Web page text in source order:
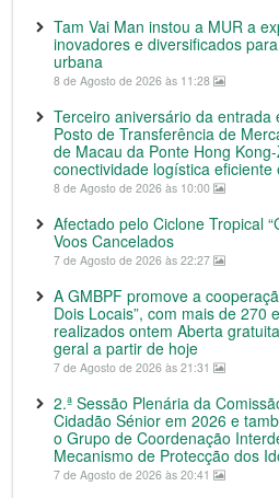
Tam Vai Man instou a MUR a
inovadores e diversificados
urbana
8 de Agosto de 2026 às 11:28
Terceiro aniversário da entrada
Posto de Transferência de
de Macau da Ponte Hong
conectividade logística
8 de Agosto de 2026 às 10:00
Afectado pelo Ciclone Tropical
Voos Cancelados
7 de Agosto de 2026 às 22:27
A GMBPF promove a
Dois Locais”, com mais de 270
realizados ontem Aberta
geral a partir de hoje
7 de Agosto de 2026 às 21:31
2.ª Sessão Plenária da
Cidadão Sénior em 2026 e
o Grupo de Coordenação
Mecanismo de Protecção dos
7 de Agosto de 2026 às 20:41